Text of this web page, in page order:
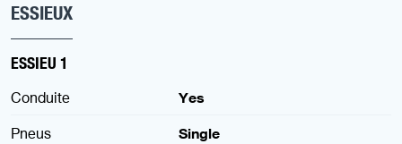
ESSIEUX
ESSIEU 1
Conduite
Yes
Pneus
Single